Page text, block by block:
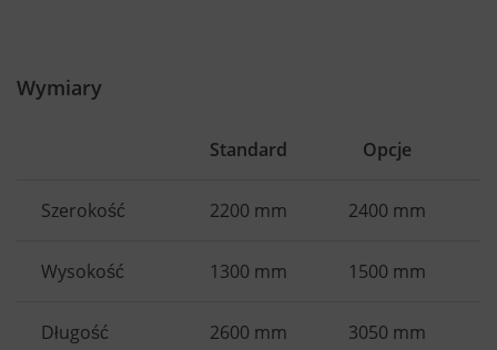
Wymiary
Standard Opcje
Szerokość 2200 mm 2400 mm
Wysokość 1300 mm 1500 mm
Długość 2600 mm 3050 mm